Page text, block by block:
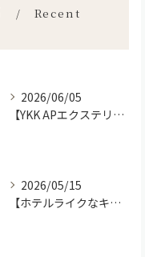
Recent
2026/06/05
【YKK APエクステリアフェア2026】宮崎市で新築•リノベーション| mikiデザインハウス
2026/05/15
【ホテルライクなキッチン空間✨】宮崎市で新築•リノベーション| mikiデザインハウス